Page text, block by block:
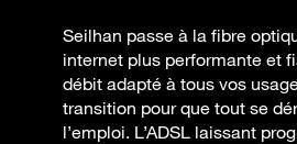
Seilhan passe à la fibre
internet plus performante et
débit adapté à tous vos
transition pour que tout se
l’emploi. L’ADSL laissant